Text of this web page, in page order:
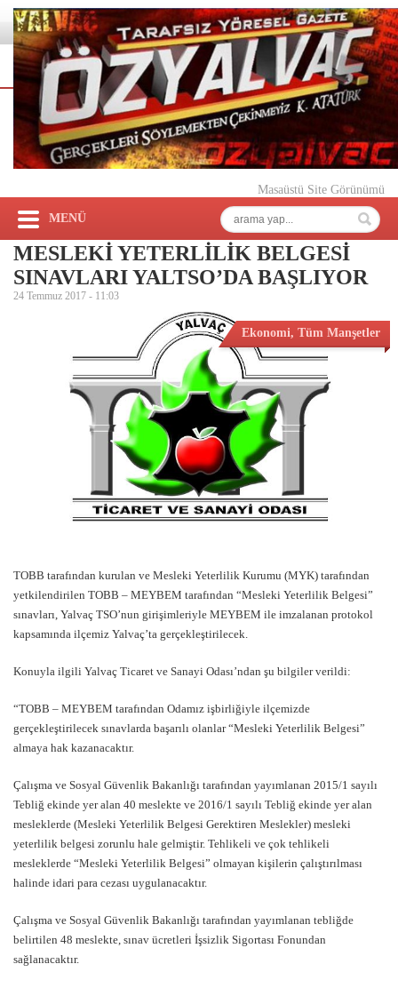
Masaüstü Site Görünümü
MENÜ
MESLEKİ YETERLİLİK BELGESİ
SINAVLARI YALTSO’DA BAŞLIYOR
24 Temmuz 2017 - 11:03
Ekonomi, Tüm Manşetler
TOBB tarafından kurulan ve Mesleki Yeterlilik Kurumu (MYK) tarafından
yetkilendirilen TOBB – MEYBEM tarafından “Mesleki Yeterlilik Belgesi”
sınavları, Yalvaç TSO’nun girişimleriyle MEYBEM ile imzalanan protokol
kapsamında ilçemiz Yalvaç’ta gerçekleştirilecek.
Konuyla ilgili Yalvaç Ticaret ve Sanayi Odası’ndan şu bilgiler verildi:
“TOBB – MEYBEM tarafından Odamız işbirliğiyle ilçemizde
gerçekleştirilecek sınavlarda başarılı olanlar “Mesleki Yeterlilik Belgesi”
almaya hak kazanacaktır.
Çalışma ve Sosyal Güvenlik Bakanlığı tarafından yayımlanan 2015/1 sayılı
Tebliğ ekinde yer alan 40 meslekte ve 2016/1 sayılı Tebliğ ekinde yer alan
mesleklerde (Mesleki Yeterlilik Belgesi Gerektiren Meslekler) mesleki
yeterlilik belgesi zorunlu hale gelmiştir. Tehlikeli ve çok tehlikeli
mesleklerde “Mesleki Yeterlilik Belgesi” olmayan kişilerin çalıştırılması
halinde idari para cezası uygulanacaktır.
Çalışma ve Sosyal Güvenlik Bakanlığı tarafından yayımlanan tebliğde
belirtilen 48 meslekte, sınav ücretleri İşsizlik Sigortası Fonundan
sağlanacaktır.